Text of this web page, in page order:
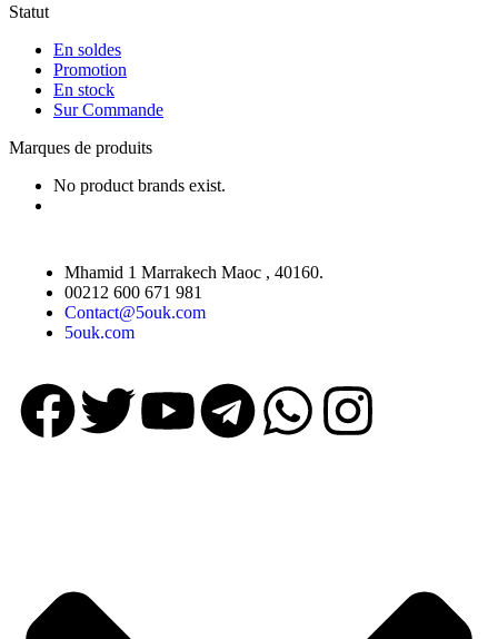
Statut
En soldes
Promotion
En stock
Sur Commande
Marques de produits
No product brands exist.
Mhamid 1 Marrakech Maoc , 40160.
00212 600 671 981
Contact@5ouk.com
5ouk.com